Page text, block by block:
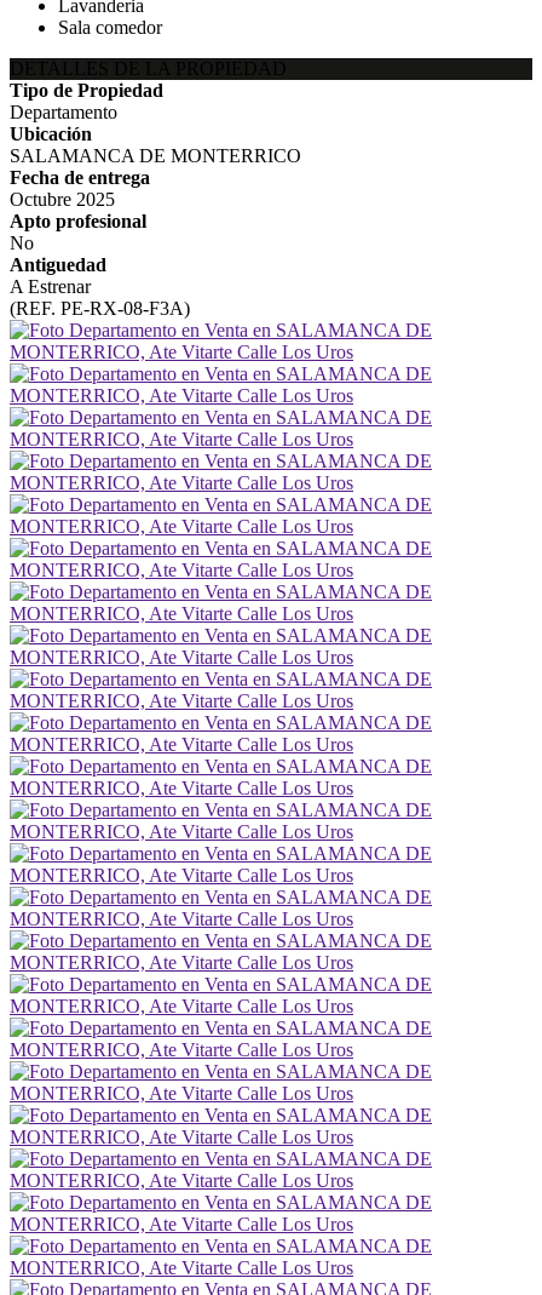
Lavanderia
Sala comedor
Tipo de Propiedad
Departamento
Ubicación
SALAMANCA DE MONTERRICO
Fecha de entrega
Octubre 2025
Apto profesional
No
Antiguedad
A Estrenar
(REF. PE-RX-08-F3A)